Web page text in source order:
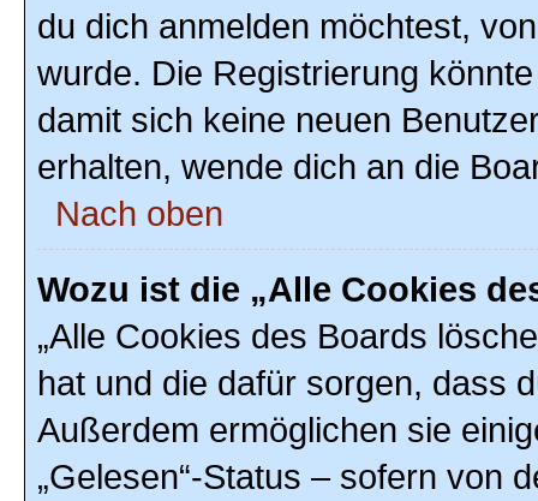
du dich anmelden möchtest,
wurde. Die Registrierung
damit sich keine neuen
erhalten, wende dich an die
Nach oben
Wozu ist die „Alle Cookies
„Alle Cookies des Boards
hat und die dafür sorgen, dass
Außerdem ermöglichen sie
„Gelesen“-Status – sofern von